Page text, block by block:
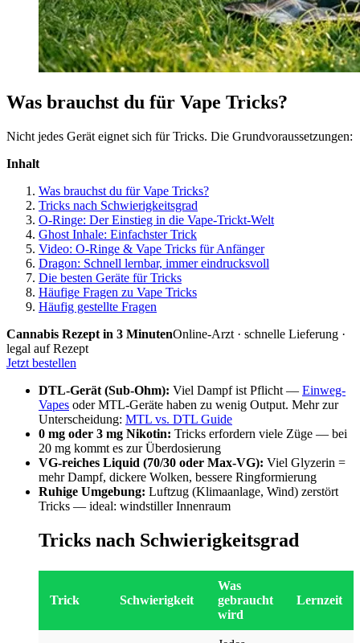
Was brauchst du für Vape Tricks?
Nicht jedes Gerät eignet sich für Tricks. Die Grundvoraussetzungen:
Inhalt
Was brauchst du für Vape Tricks?
Tricks nach Schwierigkeitsgrad
O-Ringe: Der Einstieg in die Vape-Trickt-Welt
Ghost Inhale: Einfachster Trick
Video: O-Ringe & Vape Tricks für Anfänger
Dragon: Schnell lernbar, immer eindrucksvoll
Die besten Geräte für Tricks
Häufige Fragen zu Vape Tricks
Häufig gestellte Fragen
Cannabis Rezept in 3 MinutenOnline-Arzt · schnelle Lieferung ·
legal auf Rezept
Jetzt bestellen
DTL-Gerät (Sub-Ohm): Viel Dampf ist Pflicht — Einweg-
Vapes oder MTL-Geräte haben zu wenig Output. Mehr zur
Unterscheidung: MTL vs. DTL Guide
0 mg oder 3 mg Nikotin: Tricks erfordern viele Züge — bei
20 mg kommt es zur Überdosierung
VG-reiches Liquid (70/30 oder Max-VG): Viel Glyzerin =
mehr Dampf, dickere Wolken, bessere Ringformierung
Ruhige Umgebung: Luftzug (Klimaanlage, Wind) zerstört
Tricks — ideal: windstiller Innenraum
Tricks nach Schwierigkeitsgrad
Trick Schwierigkeit
Was
gebraucht
wird
Lernzeit